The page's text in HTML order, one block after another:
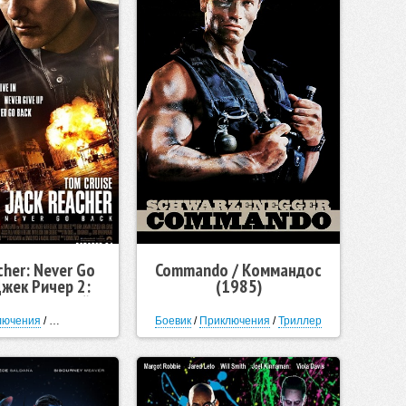
Never Go
Ричер 2:
возвращайся
/ Криминал /Детектив
Commando / Коммандос
(1985)
Боевик / Приключения /Триллер